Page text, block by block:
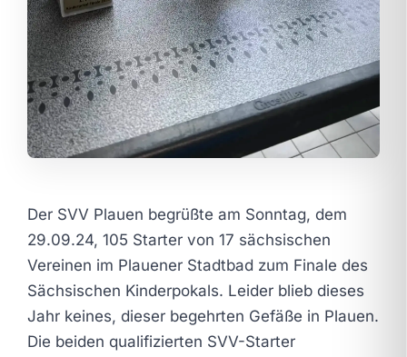
Der SVV Plauen begrüßte am Sonntag, dem
29.09.24, 105 Starter von 17 sächsischen
Vereinen im Plauener Stadtbad zum Finale des
Sächsischen Kinderpokals. Leider blieb dieses
Jahr keines, dieser begehrten Gefäße in Plauen.
Die beiden qualifizierten SVV-Starter